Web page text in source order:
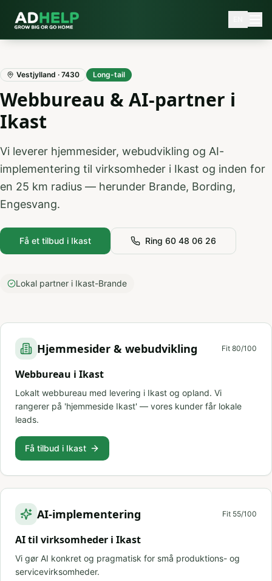
Vestjylland · 7430 Long-tail
Webbureau & AI-partner i
Ikast
Vi leverer hjemmesider, webudvikling og AI-
implementering til virksomheder i Ikast og inden for
en 25 km radius — herunder Brande, Bording,
Engesvang.
Få et tilbud i Ikast Ring 60 48 06 26
Lokal partner i Ikast-Brande
Hjemmesider & webudvikling Fit 80/100
Webbureau i Ikast
Lokalt webbureau med levering i Ikast og opland. Vi
rangerer på 'hjemmeside Ikast' — vores kunder får lokale
leads.
Få tilbud i Ikast
AI-implementering Fit 55/100
AI til virksomheder i Ikast
Vi gør AI konkret og pragmatisk for små produktions- og
servicevirksomheder.